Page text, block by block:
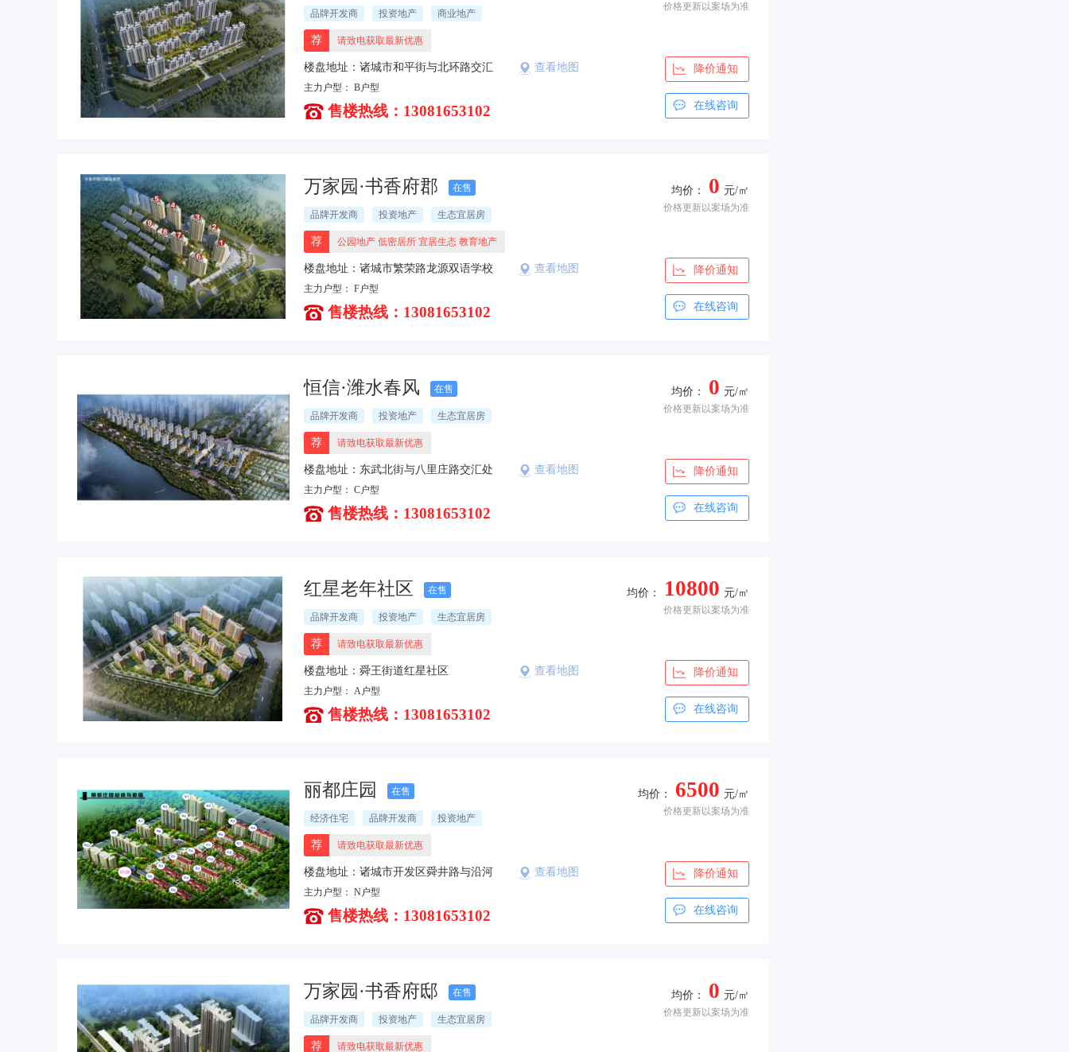
品牌开发商 投资地产 商业地产
荐 请致电获取最新优惠
楼盘地址：诸城市和平街与北环路交汇
处北50米路东
查看地图
主力户型： B户型
售楼热线：13081653102
价格更新以案场为准
降价通知
在线咨询
万家园·书香府郡 在售
品牌开发商 投资地产 生态宜居房
荐 公园地产 低密居所 宜居生态 教育地产
楼盘地址：诸城市繁荣路龙源双语学校
西邻
查看地图
主力户型： F户型
售楼热线：13081653102
元/㎡
0
均价：
价格更新以案场为准
降价通知
在线咨询
恒信·潍水春风 在售
品牌开发商 投资地产 生态宜居房
荐 请致电获取最新优惠
楼盘地址：东武北街与八里庄路交汇处
西50米路南
查看地图
主力户型： C户型
售楼热线：13081653102
元/㎡
0
均价：
价格更新以案场为准
降价通知
在线咨询
红星老年社区 在售
品牌开发商 投资地产 生态宜居房
荐 请致电获取最新优惠
楼盘地址：舜王街道红星社区 查看地图
主力户型： A户型
售楼热线：13081653102
元/㎡
10800
均价：
价格更新以案场为准
降价通知
在线咨询
丽都庄园 在售
经济住宅 品牌开发商 投资地产
荐 请致电获取最新优惠
楼盘地址：诸城市开发区舜井路与沿河
路交叉口路南
查看地图
主力户型： N户型
售楼热线：13081653102
元/㎡
6500
均价：
价格更新以案场为准
降价通知
在线咨询
万家园·书香府邸 在售
品牌开发商 投资地产 生态宜居房
荐 请致电获取最新优惠
元/㎡
0
均价：
价格更新以案场为准